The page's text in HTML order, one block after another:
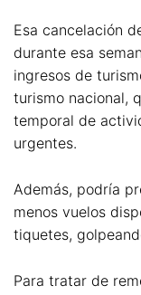
Esa cancelación
durante esa
ingresos de
turismo nacional,
temporal de
urgentes.
Además, podría
menos vuelos
tiquetes,
Para tratar de